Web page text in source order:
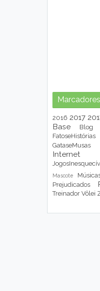
Marcadores
2016 2017
Base
Blog
FatoseHistórias
GataseMusas
Internet
Mascote
Prejudicados
Treinador Vôlei